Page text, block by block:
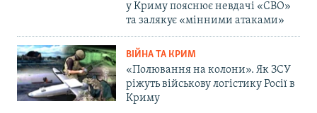
у Криму пояснює невдачі «СВО»
та залякує «мінними атаками»
ВІЙНА ТА КРИМ
«Полювання на колони». Як ЗСУ
ріжуть військову логістику Росії в
Криму